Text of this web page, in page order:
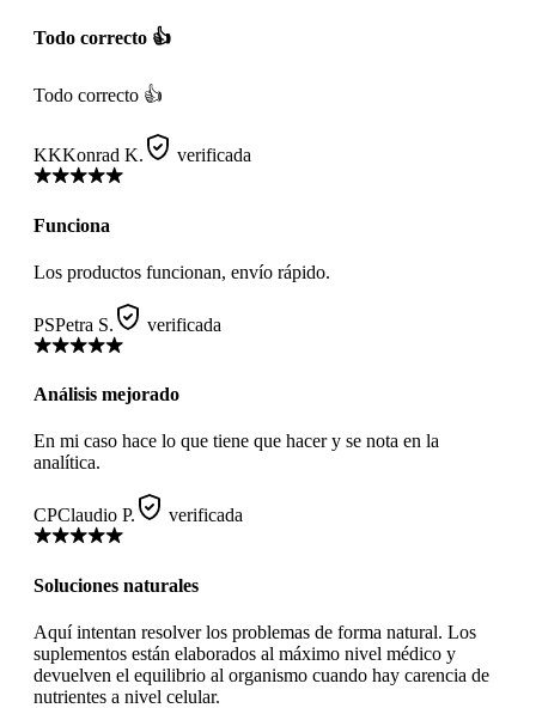
Todo correcto 👍
Todo correcto 👍
KKKonrad K. verificada
Funciona
Los productos funcionan, envío rápido.
PSPetra S. verificada
Análisis mejorado
En mi caso hace lo que tiene que hacer y se nota en la
analítica.
CPClaudio P. verificada
Soluciones naturales
Aquí intentan resolver los problemas de forma natural. Los
suplementos están elaborados al máximo nivel médico y
devuelven el equilibrio al organismo cuando hay carencia de
nutrientes a nivel celular.